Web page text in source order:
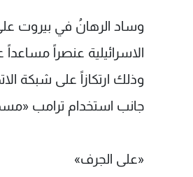
وساد الرهانُ في بيروت على
الاسرائيلية عنصراً
وذلك ارتكازاً على شبكة
جانب استخدام ترامب
«على الجرف»